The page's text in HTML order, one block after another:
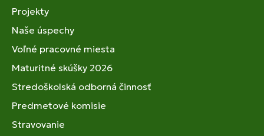
Projekty
Naše úspechy
Voľné pracovné miesta
Maturitné skúšky 2026
Stredoškolská odborná činnosť
Predmetové komisie
Stravovanie